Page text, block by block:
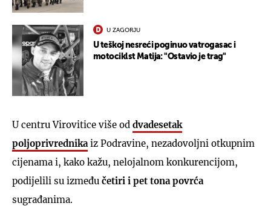
U ZAGORJU
U teškoj nesreći poginuo vatrogasac i
motociklst Matija: "Ostavio je trag"
U centru Virovitice više od dvadesetak
poljoprivrednika iz Podravine, nezadovoljni otkupnim
cijenama i, kako kažu, nelojalnom konkurencijom,
podijelili su između četiri i pet tona povrća
sugrađanima.